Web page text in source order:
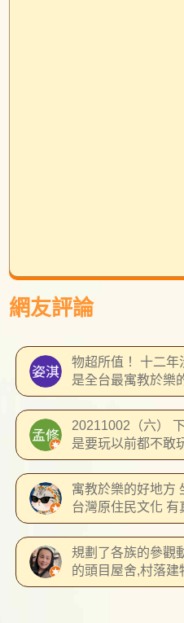
網友評論
物超所值！ 十二年
是全台最寓教於樂
的區域以及博物館
於原住民文化的保
動！ 園區佔地非常
得乾淨整潔，並且
驗多種歷境。 此
坡，但是無障礙設
文化區域高低起伏
礙坡道，非常用心
民展示區域走走，
化；年輕人來玩也
漫步，是適合全年
20211002（六）
是要玩以前都不敢
上都可以先找到有
避免撲空～ 記錄
施： 大漩渦：這
好的，現場也是最
村的激流泛舟很像
驗一下比較刺激但
玩。 無敵艦隊：這
後的下墜，還會
寓教於樂的好地方
台灣原住民文化 有
事物 也有熱情的原
互動 一點也不冷
心肚子餓 親切的服
玩 有室外有室內
規劃了各族的參觀
的頭目屋舍,村落建
體物品擺設爐灶床
原始美，還有原